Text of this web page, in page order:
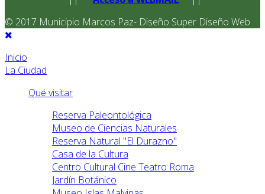
© 2017 Municipio Marcos Paz- Diseño Super Diseño Web
Inicio
La Ciudad
Qué visitar
Reserva Paleontológica
Museo de Ciencias Naturales
Reserva Natural "El Durazno"
Casa de la Cultura
Centro Cultural Cine Teatro Roma
Jardín Botánico